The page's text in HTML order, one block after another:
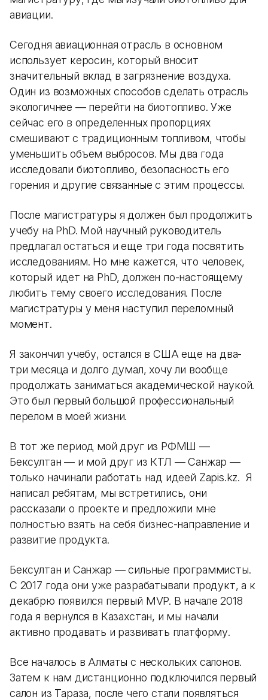
авиации.
Сегодня авиационная отрасль в основном
использует керосин, который вносит
значительный вклад в загрязнение воздуха.
Один из возможных способов сделать отрасль
экологичнее — перейти на биотопливо. Уже
сейчас его в определенных пропорциях
смешивают с традиционным топливом, чтобы
уменьшить объем выбросов. Мы два года
исследовали биотопливо, безопасность его
горения и другие связанные с этим процессы.
После магистратуры я должен был продолжить
учебу на PhD. Мой научный руководитель
предлагал остаться и еще три года посвятить
исследованиям. Но мне кажется, что человек,
который идет на PhD, должен по-настоящему
любить тему своего исследования. После
магистратуры у меня наступил переломный
момент.
Я закончил учебу, остался в США еще на два-
три месяца и долго думал, хочу ли вообще
продолжать заниматься академической наукой.
Это был первый большой профессиональный
перелом в моей жизни.
В тот же период мой друг из РФМШ —
Бексултан — и мой друг из КТЛ — Санжар —
только начинали работать над идеей Zapis.kz. Я
написал ребятам, мы встретились, они
рассказали о проекте и предложили мне
полностью взять на себя бизнес-направление и
развитие продукта.
Бексултан и Санжар — сильные программисты.
С 2017 года они уже разрабатывали продукт, а к
декабрю появился первый MVP. В начале 2018
года я вернулся в Казахстан, и мы начали
активно продавать и развивать платформу.
Все началось в Алматы с нескольких салонов.
Затем к нам дистанционно подключился первый
салон из Тараза, после чего стали появляться